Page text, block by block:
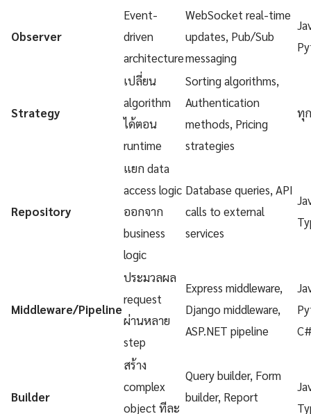
Observer
Event-
driven
architecture
WebSocket real-time
updates, Pub/Sub
messaging
Strategy
เปลี่ยน
algorithm
ได้ตอน
runtime
Sorting algorithms,
Authentication
methods, Pricing
strategies
ทุ
Repository
แยก data
access logic
ออกจาก
business
logic
Database queries, API
calls to external
services
Middleware/Pipeline
ประมวลผล
request
ผ่านหลาย
step
Express middleware,
Django middleware,
ASP.NET pipeline
Builder
สร้าง
complex
object ทีละ
Query builder, Form
builder, Report